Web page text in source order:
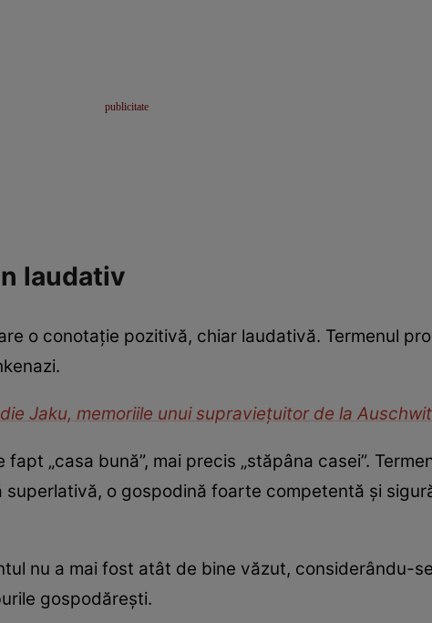
laudativ
o conotație pozitivă, chiar laudativă. Termenul
Jaku, memoriile unui supraviețuitor de la
„casa bună”, mai precis „stăpâna casei”.
o gospodină foarte competentă și
nu a mai fost atât de bine văzut, considerându-
gospodărești.